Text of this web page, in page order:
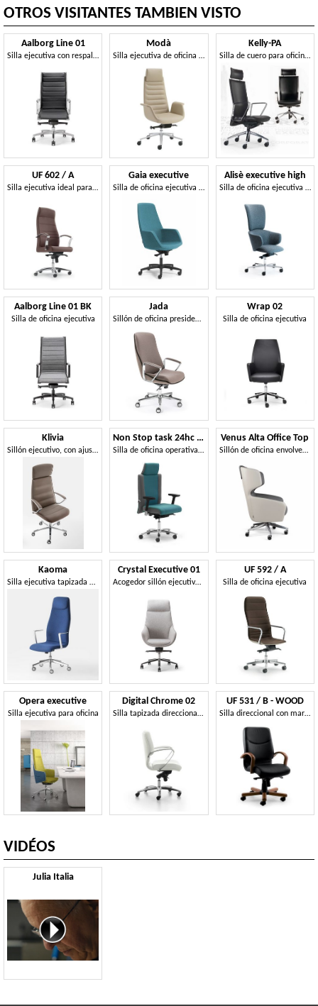
OTROS VISITANTES TAMBIEN VISTO
Aalborg Line 01
Silla ejecutiva con respaldo alto para la oficina
Modà
Silla ejecutiva de oficina con reposacabezas
Kelly-PA
Silla de cuero para oficina, con ruedas
UF 602 / A
Silla ejecutiva ideal para oficinas
Gaia executive
Silla de oficina ejecutiva con estilo moderno y minimalista.
Alisè executive high
Silla de oficina ejecutiva con respaldo alto
Aalborg Line 01 BK
Silla de oficina ejecutiva
Jada
Sillón de oficina presidencial
Wrap 02
Silla de oficina ejecutiva
Klivia
Sillón ejecutivo, con ajustes incorporados en el asiento
Non Stop task 24hc 51160
Silla de oficina operativa, ajustable
Venus Alta Office Top
Sillón de oficina envolvente, en rastras
Kaoma
Silla ejecutiva tapizada para oficinas
Crystal Executive 01
Acogedor sillón ejecutivo con respaldo alto.
UF 592 / A
Silla de oficina ejecutiva
Opera executive
Silla ejecutiva para oficina
Digital Chrome 02
Silla tapizada direccional con respaldo medio para la oficina
UF 531 / B - WOOD
Silla direccional con marco de madera, tapizado en cuero
VIDÉOS
Julia Italia